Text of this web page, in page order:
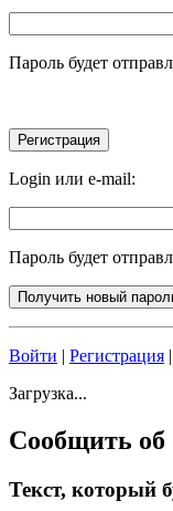
Пароль будет
Login или e-mail:
Пароль будет
Войти | Регистрация |
Загрузка...
Сообщить об
Текст, который